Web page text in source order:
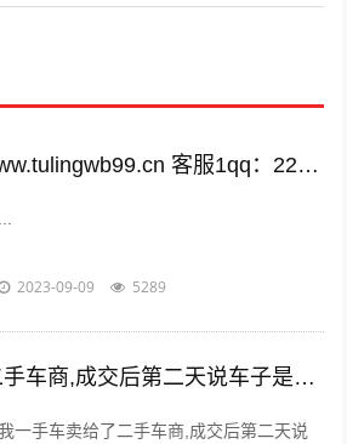
自助下单平台：www.tulingwb99.cn 客服1qq：2221028208 客服2qq：2221028208
2023-09-09 5289
? :一手车卖给了二手车商,成交后第二天说车子是事故车，说隐瞒事实？
一手车卖给了二手车商,成交后第二天说